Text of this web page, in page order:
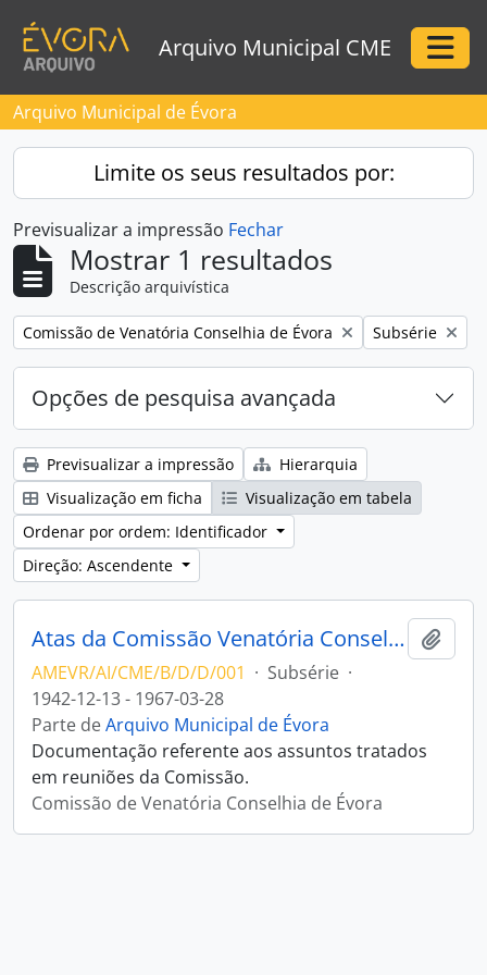
Arquivo Municipal CME
Arquivo Municipal de Évora
Limite os seus resultados por:
Previsualizar a impressão Fechar
Mostrar 1 resultados
Descrição arquivística
Remove filter:
Comissão de Venatória Conselhia de Évora Remove filter:
Subsérie
Opções de pesquisa avançada
Previsualizar a impressão
Hierarquia
Visualização em ficha
Visualização em tabela
Ordenar por ordem: Identificador
Direção: Ascendente
Atas da Comissão Venatória Conselhia de Évora
AMEVR/AI/CME/B/D/D/001 · Subsérie ·
1942-12-13 - 1967-03-28
Parte deArquivo Municipal de Évora
Documentação referente aos assuntos tratados
em reuniões da Comissão.
Comissão de Venatória Conselhia de Évora